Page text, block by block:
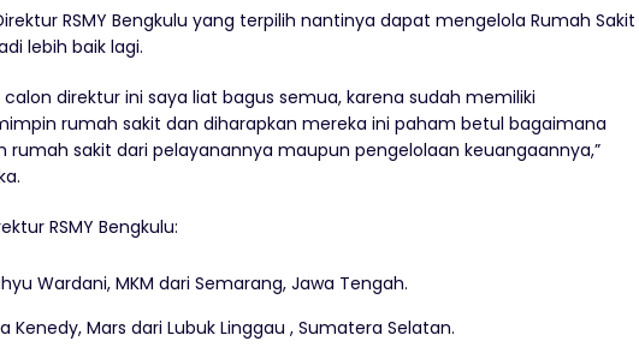
RSMY Bengkulu yang terpilih nantinya dapat mengelola Rumah Sakit
lebih baik lagi.
calon direktur ini saya liat bagus semua, karena sudah memiliki
rumah sakit dan diharapkan mereka ini paham betul bagaimana
rumah sakit dari pelayanannya maupun pengelolaan keuangaannya,”
RSMY Bengkulu:
Wardani, MKM dari Semarang, Jawa Tengah.
Kenedy, Mars dari Lubuk Linggau , Sumatera Selatan.